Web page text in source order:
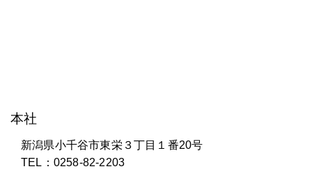
本社
新潟県小千谷市東栄３丁目１番20号
TEL：0258-82-2203